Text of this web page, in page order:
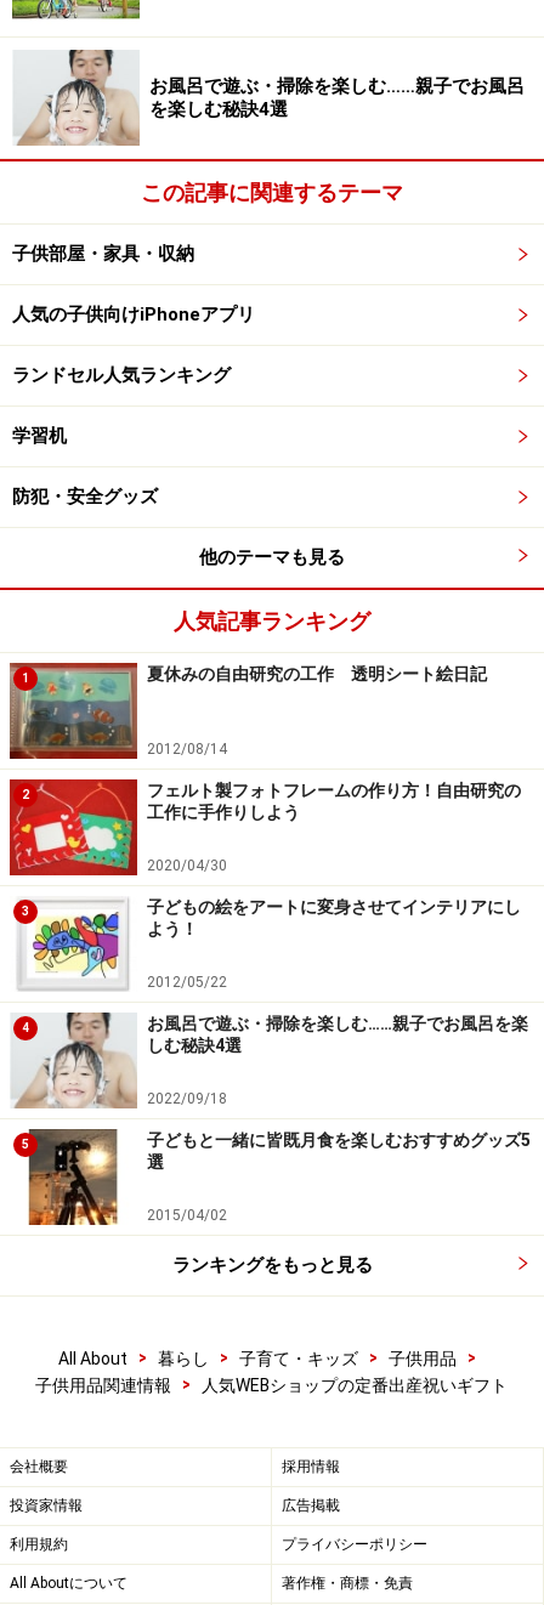
お風呂で遊ぶ・掃除を楽しむ……親子でお風呂
を楽しむ秘訣4選
この記事に関連するテーマ
子供部屋・家具・収納
人気の子供向けiPhoneアプリ
ランドセル人気ランキング
学習机
防犯・安全グッズ
他のテーマも見る
人気記事ランキング
1 夏休みの自由研究の工作 透明シート絵日記
2012/08/14
2
フェルト製フォトフレームの作り方！自由研究の
工作に手作りしよう
2020/04/30
3
子どもの絵をアートに変身させてインテリアにし
よう！
2012/05/22
4
お風呂で遊ぶ・掃除を楽しむ……親子でお風呂を楽
しむ秘訣4選
2022/09/18
5
子どもと一緒に皆既月食を楽しむおすすめグッズ5
選
2015/04/02
ランキングをもっと見る
All About > 暮らし > 子育て・キッズ > 子供用品
>
子供用品関連情報
> 人気WEBショップの定番出産祝いギフト
会社概要 採用情報
投資家情報 広告掲載
利用規約 プライバシーポリシー
All Aboutについて 著作権・商標・免責